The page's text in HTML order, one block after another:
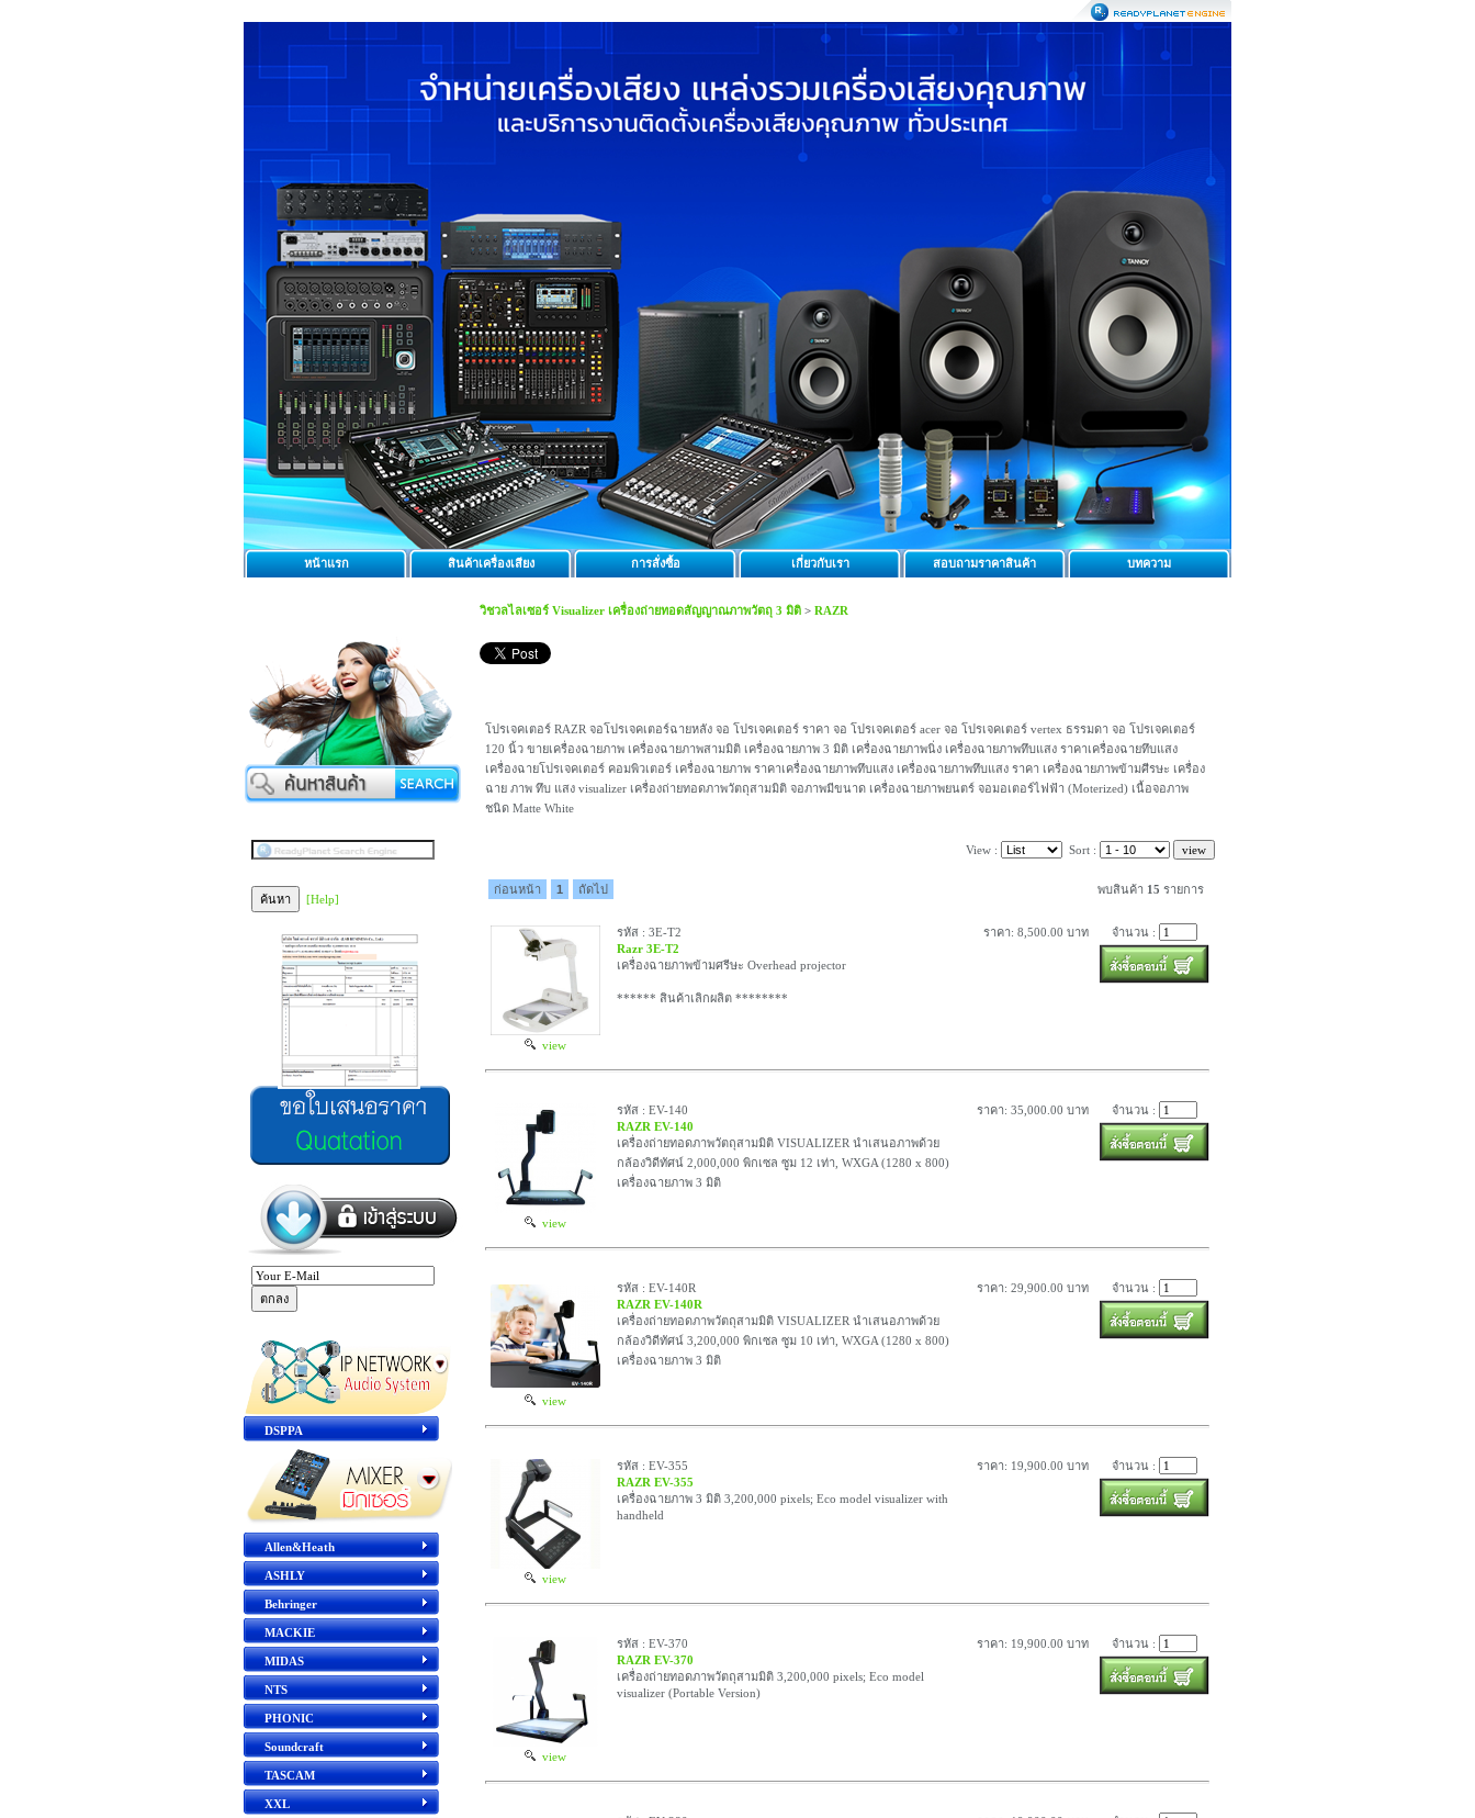
หน้าแรก สินค้าเครื่องเสียง การสั่งซื้อ เกี่ยวกับเรา สอบถามราคาสินค้า บทความ
[Help]
DSPPA
Allen&Heath
ASHLY
Behringer
MACKIE
MIDAS
NTS
PHONIC
Soundcraft
TASCAM
XXL
วิชวลไลเซอร์ Visualizer เครื่องถ่ายทอดสัญญาณภาพวัตถุ 3 มิติ > RAZR
โปรเจคเตอร์ RAZR จอโปรเจคเตอร์ฉายหลัง จอ โปรเจคเตอร์ ราคา จอ โปรเจคเตอร์ acer จอ โปรเจคเตอร์ vertex ธรรมดา จอ โปรเจคเตอร์
120 นิ้ว ขายเครื่องฉายภาพ เครื่องฉายภาพสามมิติ เครื่องฉายภาพ 3 มิติ เครื่องฉายภาพนิ่ง เครื่องฉายภาพทึบแสง ราคาเครื่องฉายทึบแสง
เครื่องฉายโปรเจคเตอร์ คอมพิวเตอร์ เครื่องฉายภาพ ราคาเครื่องฉายภาพทึบแสง เครื่องฉายภาพทึบแสง ราคา เครื่องฉายภาพข้ามศีรษะ เครื่อง
ฉาย ภาพ ทึบ แสง visualizer เครื่องถ่ายทอดภาพวัตถุสามมิติ จอภาพมีขนาด เครื่องฉายภาพยนตร์ จอมอเตอร์ไฟฟ้า (Moterized) เนื้อจอภาพ
ชนิด Matte White
View : Sort :
ก่อนหน้า 1 ถัดไป พบสินค้า 15 รายการ
view
รหัส : 3E-T2
Razr 3E-T2
เครื่องฉายภาพข้ามศรีษะ Overhead projector
****** สินค้าเลิกผลิต ********
ราคา: 8,500.00 บาท จำนวน :
view
รหัส : EV-140
RAZR EV-140
เครื่องถ่ายทอดภาพวัตถุสามมิติ VISUALIZER นำเสนอภาพด้วย
กล้องวิดีทัศน์ 2,000,000 พิกเซล ซูม 12 เท่า, WXGA (1280 x 800)
เครื่องฉายภาพ 3 มิติ
ราคา: 35,000.00 บาท จำนวน :
view
รหัส : EV-140R
RAZR EV-140R
เครื่องถ่ายทอดภาพวัตถุสามมิติ VISUALIZER นำเสนอภาพด้วย
กล้องวิดีทัศน์ 3,200,000 พิกเซล ซูม 10 เท่า, WXGA (1280 x 800)
เครื่องฉายภาพ 3 มิติ
ราคา: 29,900.00 บาท จำนวน :
view
รหัส : EV-355
RAZR EV-355
เครื่องฉายภาพ 3 มิติ 3,200,000 pixels; Eco model visualizer with
handheld
ราคา: 19,900.00 บาท จำนวน :
view
รหัส : EV-370
RAZR EV-370
เครื่องถ่ายทอดภาพวัตถุสามมิติ 3,200,000 pixels; Eco model
visualizer (Portable Version)
ราคา: 19,900.00 บาท จำนวน :